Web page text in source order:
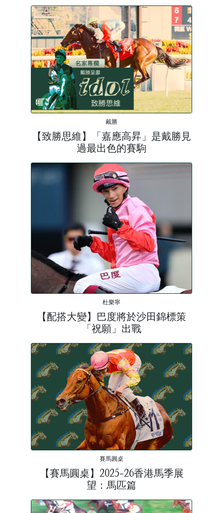
戴勝
【致勝思維】「嘉應高昇」是戴勝見
過最出色的賽駒
杜樂寧
【配搭大變】巴度將於沙田錦標策
「祝願」出戰
賽馬圓桌
【賽馬圓桌】2025-26香港馬季展
望：馬匹篇